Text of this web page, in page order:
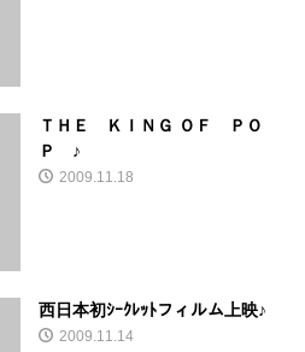
ＴＨＥ ＫＩＮＧ ＯＦ ＰＯ
Ｐ ♪
2009.11.18
西日本初ｼｰｸﾚｯﾄフィルム上映♪
2009.11.14